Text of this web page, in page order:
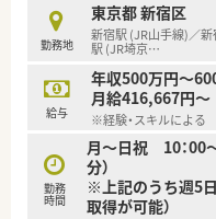
【求人情報について】
■パートタイムでの
件についてはこれま
■週3日～5日で1日8
ルタイムに近い形で
す。
■業績と実績に応じて
しっかりと支給され
勤務地
東京都 新宿区
新宿駅 (JR山手線)／
駅 (JR埼京…
給与
年収500万円～
月給416,667円～
※経験・スキルによる
勤務
時間
月～日祝 10：00
分）
※上記のうち週5
取得が可能）